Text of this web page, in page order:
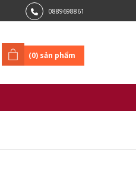
0889698861
(0) sản phẩm